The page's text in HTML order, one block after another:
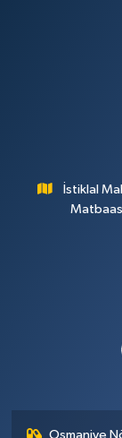
İstiklal
Osmaniye